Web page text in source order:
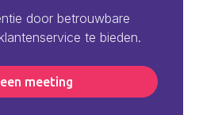
door betrouwbare
te bieden.
meeting